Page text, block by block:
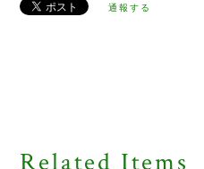
通報する